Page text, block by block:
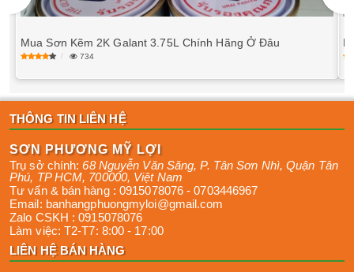
Mua Sơn Kẽm 2K Galant 3.75L Chính Hãng Ở Đâu
734
THÔNG TIN LIÊN HỆ
SƠN PHƯƠNG MỸ LỢI
Trụ sở chính:68 Nguyễn Văn Săng, P. Tân Sơn Nhì,Quận Tân
Phú, TP HCM, 700000, Việt Nam
Tư vấn & bán hàng : 0915078076 -0703446967
Email: banhangphuongmyloi@gmail.com
Zalo CSKH :0915078076
Làm việc: T2-T7: 8:00 - 17:00
LIÊN HỆ BÁN HÀNG